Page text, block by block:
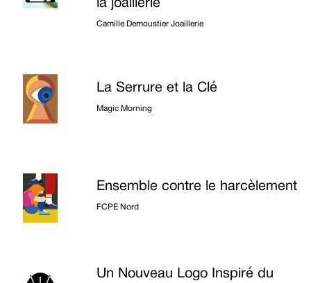
la joaillerie
Camille Demoustier Joaillerie
La Serrure et la Clé
Magic Morning
Ensemble contre le harcèlement
FCPE Nord
Un Nouveau Logo Inspiré du